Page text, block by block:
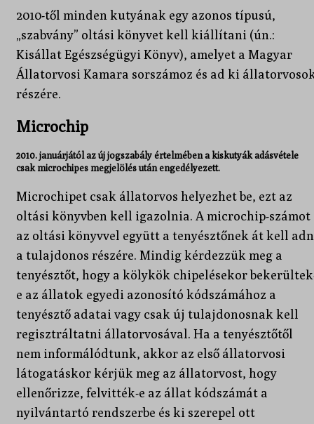
2010-től minden kutyának egy azonos típusú,
„szabvány” oltási könyvet kell kiállítani (ún.:
Kisállat Egészségügyi Könyv), amelyet a Magyar
Állatorvosi Kamara sorszámoz és ad ki
részére.
Microchip
2010. januárjától az új jogszabály értelmében a kiskutyák adásvétele
csak microchipes megjelölés után engedélyezett.
Microchipet csak állatorvos helyezhet be, ezt az
oltási könyvben kell igazolnia. A microchip-számot
az oltási könyvvel együtt a tenyésztőnek át kell
a tulajdonos részére. Mindig kérdezzük meg a
tenyésztőt, hogy a kölykök chipelésekor
e az állatok egyedi azonosító kódszámához a
tenyésztő adatai vagy csak új tulajdonosnak kell
regisztráltatni állatorvosával. Ha a tenyésztőtől
nem informálódtunk, akkor az első állatorvosi
látogatáskor kérjük meg az állatorvost, hogy
ellenőrizze, felvitték-e az állat kódszámát a
nyilvántartó rendszerbe és ki szerepel ott